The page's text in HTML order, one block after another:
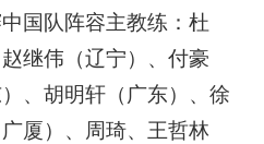
国队阵容主教练：杜
继伟（辽宁）、付豪
、胡明轩（广东）、徐
厦）、周琦、王哲林